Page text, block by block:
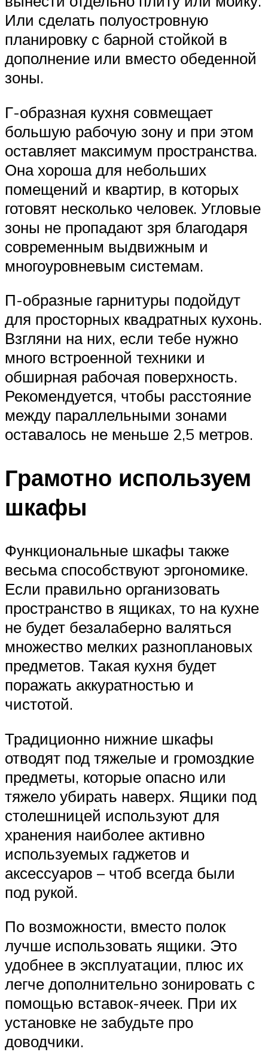
Или сделать полуостровную
планировку с барной стойкой в
дополнение или вместо обеденной
зоны.
Г-образная кухня совмещает
большую рабочую зону и при этом
оставляет максимум пространства.
Она хороша для небольших
помещений и квартир, в которых
готовят несколько человек. Угловые
зоны не пропадают зря благодаря
современным выдвижным и
многоуровневым системам.
П-образные гарнитуры подойдут
для просторных квадратных кухонь.
Взгляни на них, если тебе нужно
много встроенной техники и
обширная рабочая поверхность.
Рекомендуется, чтобы расстояние
между параллельными зонами
оставалось не меньше 2,5 метров.
Грамотно используем
шкафы
Функциональные шкафы также
весьма способствуют эргономике.
Если правильно организовать
пространство в ящиках, то на кухне
не будет безалаберно валяться
множество мелких разноплановых
предметов. Такая кухня будет
поражать аккуратностью и
чистотой.
Традиционно нижние шкафы
отводят под тяжелые и громоздкие
предметы, которые опасно или
тяжело убирать наверх. Ящики под
столешницей используют для
хранения наиболее активно
используемых гаджетов и
аксессуаров – чтоб всегда были
под рукой.
По возможности, вместо полок
лучше использовать ящики. Это
удобнее в эксплуатации, плюс их
легче дополнительно зонировать с
помощью вставок-ячеек. При их
установке не забудьте про
доводчики.